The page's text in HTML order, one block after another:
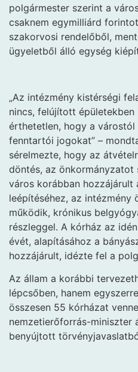
polgármester szerint a
csaknem egymilliárd
szakorvosi rendelőből,
ügyeletből álló egység
„Az intézmény kistérségi
nincs, felújított
érthetetlen, hogy a
fenntartói jogokat” –
sérelmezte, hogy az
döntés, az önkormányzatot
város korábban hozzájárult
leépítéséhez, az intézmény
működik, krónikus
részleggel. A kórház az
évét, alapításához a
hozzájárult, idézte fel a
Az állam a korábbi
lépcsőben, hanem
összesen 55 kórházat
nemzetierőforrás-miniszter
benyújtott